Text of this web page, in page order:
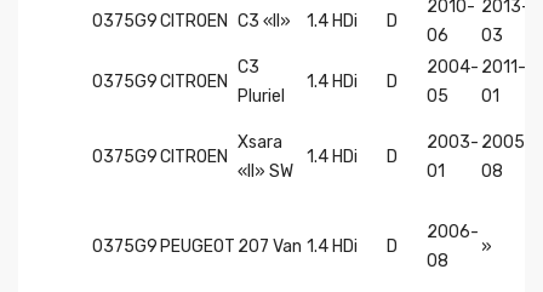
0375G9CITROEN C3 «II» 1.4 HDi D
2010-
06
2013-
03
0375G9CITROEN
C3
Pluriel
1.4 HDi D
2004-
05
2011-
01
0375G9CITROEN
Xsara
«II» SW
1.4 HDi D
2003-
01
2005-
08
0375G9 PEUGEOT 207 Van 1.4 HDi D
2006-
08
»